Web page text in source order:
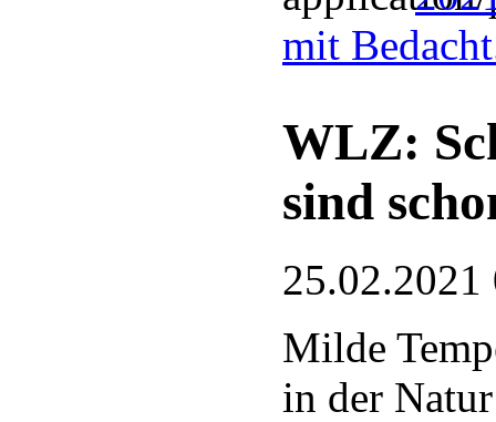
mit
WLZ:
sind
25.02.2021
Milde
in der